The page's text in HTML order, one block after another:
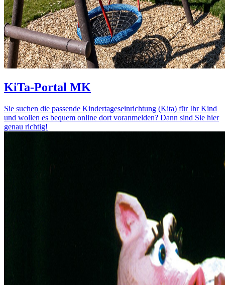
KiTa-Portal MK
Sie suchen die passende Kindertageseinrichtung (Kita) für Ihr Kind
und wollen es bequem online dort voranmelden? Dann sind Sie hier
genau richtig!